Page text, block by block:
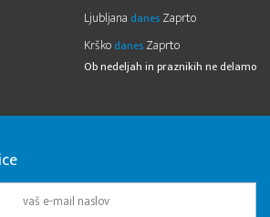
Ljubljana danes Zaprto
Krško danes Zaprto
Ob nedeljah in praznikih ne delamo